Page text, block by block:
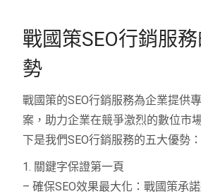
戰國策SEO行銷服
勢
戰國策的SEO行銷服務為企業提供
案，助力企業在競爭激烈的數位市
下是我們SEO行銷服務的五大優勢：
1. 關鍵字保證第一頁
– 確保SEO效果最大化：戰國策承